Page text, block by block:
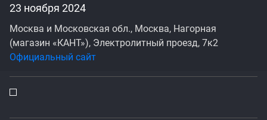
23 ноября 2024
Москва и Московская обл., Москва, Нагорная
(магазин «КАНТ»), Электролитный проезд, 7к2
Официальный сайт